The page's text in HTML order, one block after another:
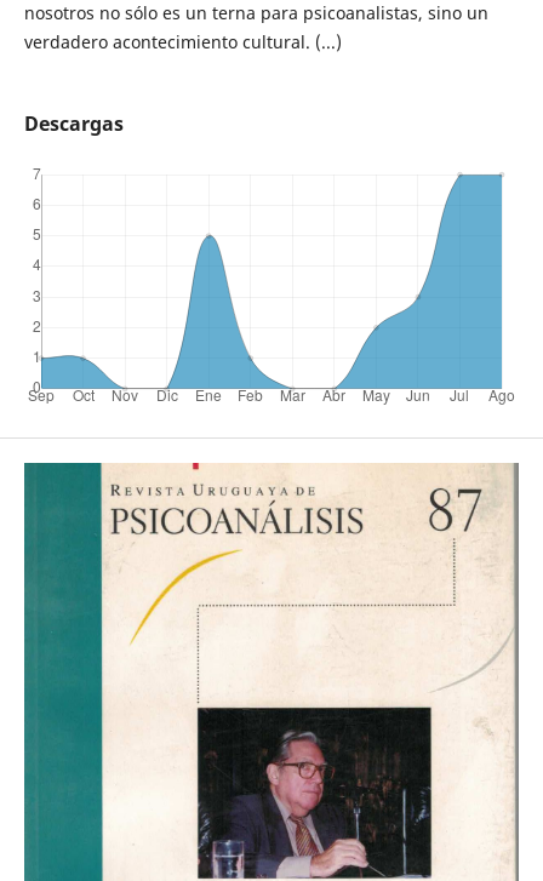
nosotros no sólo es un terna para psicoanalistas, sino un
verdadero acontecimiento cultural. (...)
Descargas